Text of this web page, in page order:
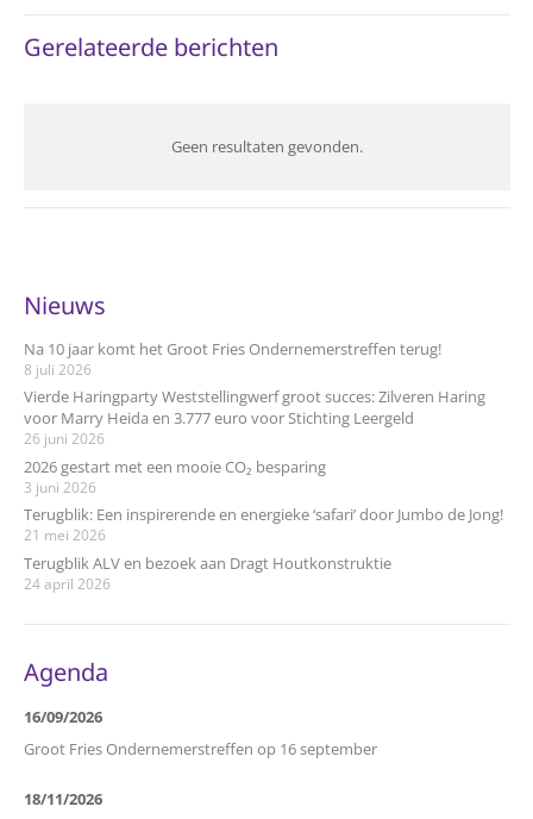
Gerelateerde berichten
Geen resultaten gevonden.
Nieuws
Na 10 jaar komt het Groot Fries Ondernemerstreffen terug!
8 juli 2026
Vierde Haringparty Weststellingwerf groot succes: Zilveren Haring
voor Marry Heida en 3.777 euro voor Stichting Leergeld
26 juni 2026
2026 gestart met een mooie CO₂ besparing
3 juni 2026
Terugblik: Een inspirerende en energieke ‘safari’ door Jumbo de Jong!
21 mei 2026
Terugblik ALV en bezoek aan Dragt Houtkonstruktie
24 april 2026
Agenda
16/09/2026
Groot Fries Ondernemerstreffen op 16 september
18/11/2026